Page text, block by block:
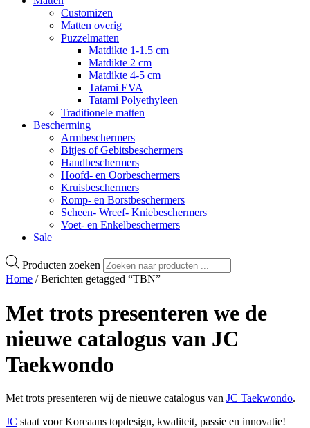
Customizen
Matten overig
Puzzelmatten
Matdikte 1-1.5 cm
Matdikte 2 cm
Matdikte 4-5 cm
Tatami EVA
Tatami Polyethyleen
Traditionele matten
Bescherming
Armbeschermers
Bitjes of Gebitsbeschermers
Handbeschermers
Hoofd- en Oorbeschermers
Kruisbeschermers
Romp- en Borstbeschermers
Scheen- Wreef- Kniebeschermers
Voet- en Enkelbeschermers
Sale
Producten zoeken
Home / Berichten getagged “TBN”
Met trots presenteren we de
nieuwe catalogus van JC
Taekwondo
Met trots presenteren wij de nieuwe catalogus van JC Taekwondo.
JC staat voor Koreaans topdesign, kwaliteit, passie en innovatie!